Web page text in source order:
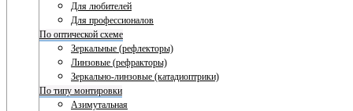
Для любителей
Для профессионалов
По оптической схеме
Зеркальные (рефлекторы)
Линзовые (рефракторы)
Зеркально-линзовые (катадиоптрики)
По типу монтировки
Азимутальная